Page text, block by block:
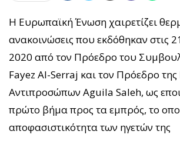
Η Ευρωπαϊκή Ένωση χαιρετίζει
ανακοινώσεις που εκδόθηκαν στις
2020 από τον Πρόεδρο του
Fayez Al-Serraj και τον Πρόεδρο
Αντιπροσώπων Aguila Saleh, ως
πρώτο βήμα προς τα εμπρός, το
αποφασιστικότητα των ηγετών της